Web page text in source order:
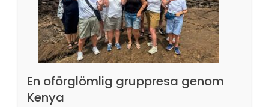
En oförglömlig gruppresa genom
Kenya